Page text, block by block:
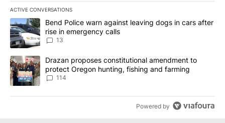
ACTIVE CONVERSATIONS
The following is a list of the most commented articles in the last
A trending article titled "Bend Police warn against leaving dogs
Bend Police warn against leaving dogs in cars after
rise in emergency calls
13
A trending article titled "Drazan proposes constitutional
Drazan proposes constitutional amendment to
protect Oregon hunting, fishing and farming
114
Powered by